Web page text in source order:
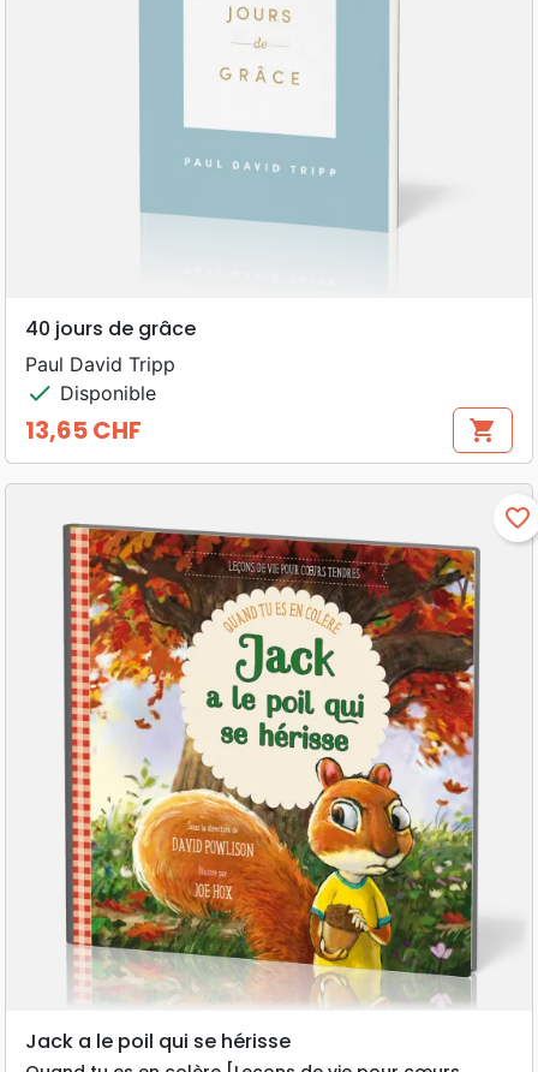
40 jours de grâce
Paul David Tripp
check Disponible
Prix
13,65 CHF shopping_cart
favorite_border
Jack a le poil qui se hérisse